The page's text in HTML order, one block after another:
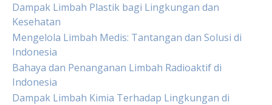
Dampak Limbah Plastik bagi Lingkungan dan
Kesehatan
Mengelola Limbah Medis: Tantangan dan Solusi di
Indonesia
Bahaya dan Penanganan Limbah Radioaktif di
Indonesia
Dampak Limbah Kimia Terhadap Lingkungan di